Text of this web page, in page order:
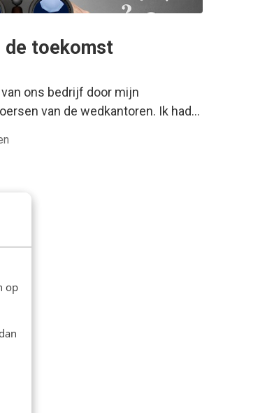
op
de toekomst
ons bedrijf door mijn
van de wedkantoren. Ik had…